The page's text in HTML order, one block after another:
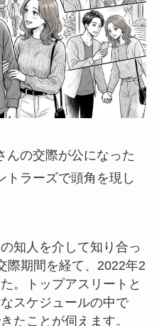
んの交際が公になった
トラーズで頭角を現し
知人を介して知り合っ
際期間を経て、2022年2
。トップアスリートと
スケジュールの中で
たことが伺えます。